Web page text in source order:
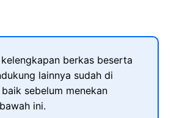
berkas beserta
lainnya sudah di
sebelum menekan
ini.